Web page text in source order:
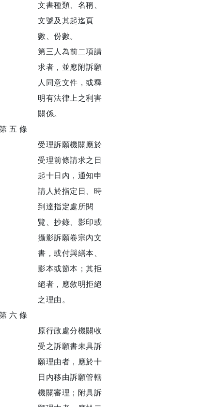
文書種類、名稱、
文號及其起迄頁
數、份數。
第三人為前二項請
求者，並應附訴願
人同意文件，或釋
明有法律上之利害
關係。
五 條
受理訴願機關應於
受理前條請求之日
起十日內，通知申
請人於指定日、時
到達指定處所閱
覽、抄錄、影印或
攝影訴願卷宗內文
書，或付與繕本、
影本或節本；其拒
絕者，應敘明拒絕
之理由。
六 條
原行政處分機關收
受之訴願書未具訴
願理由者，應於十
日內移由訴願管轄
機關審理；附具訴